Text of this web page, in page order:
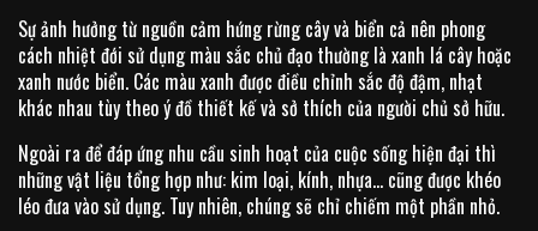
Sự ảnh hưởng từ nguồn cảm hứng rừng cây và biển cả nên phong
cách nhiệt đới sử dụng màu sắc chủ đạo thường là xanh lá cây hoặc
xanh nước biển. Các màu xanh được điều chỉnh sắc độ đậm, nhạt
khác nhau tùy theo ý đồ thiết kế và sở thích của người chủ sở hữu.
Ngoài ra để đáp ứng nhu cầu sinh hoạt của cuộc sống hiện đại thì
những vật liệu tổng hợp như: kim loại, kính, nhựa… cũng được khéo
léo đưa vào sử dụng. Tuy nhiên, chúng sẽ chỉ chiếm một phần nhỏ.